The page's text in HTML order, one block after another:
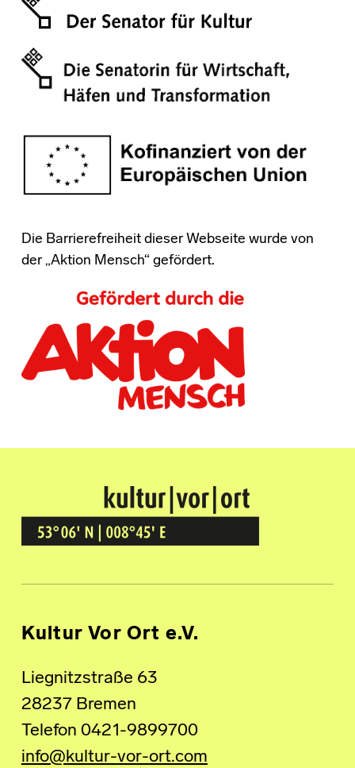
Die Barrierefreiheit dieser Webseite wurde von
der „Aktion Mensch“ gefördert.
Kultur Vor Ort
BREMEN GRÖPELINGEN
Kultur Vor Ort e.V.
Liegnitzstraße 63
28237 Bremen
Telefon 0421-9899700
info@kultur-vor-ort.com